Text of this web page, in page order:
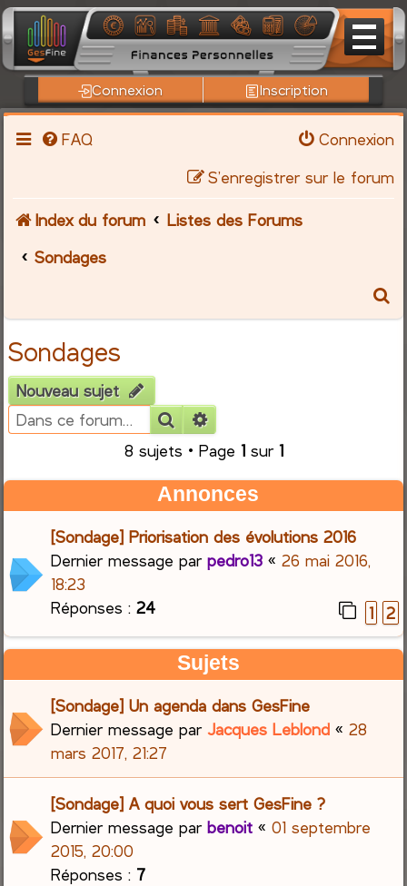
Connexion Inscription
FAQ
Connexion
S’enregistrer sur le forum
Index du forum
Listes des Forums
Sondages
r
c
r
Sondages
Nouveau sujet
Rechercher
8 sujets • Page 1sur 1
Annonces
[Sondage] Priorisation des évolutions 2016
Dernier message parpedro13 «26 mai 2016,
18:23
Réponses :24 1 2
Sujets
[Sondage] Un agenda dans GesFine
Dernier message parJacques Leblond «28
mars 2017, 21:27
[Sondage] A quoi vous sert GesFine ?
Dernier message parbenoit «01 septembre
2015, 20:00
Réponses : 7